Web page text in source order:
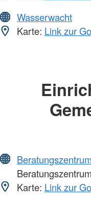
Wasserwacht
Karte: Link zur
Beratungszentrum
Karte: Link zur